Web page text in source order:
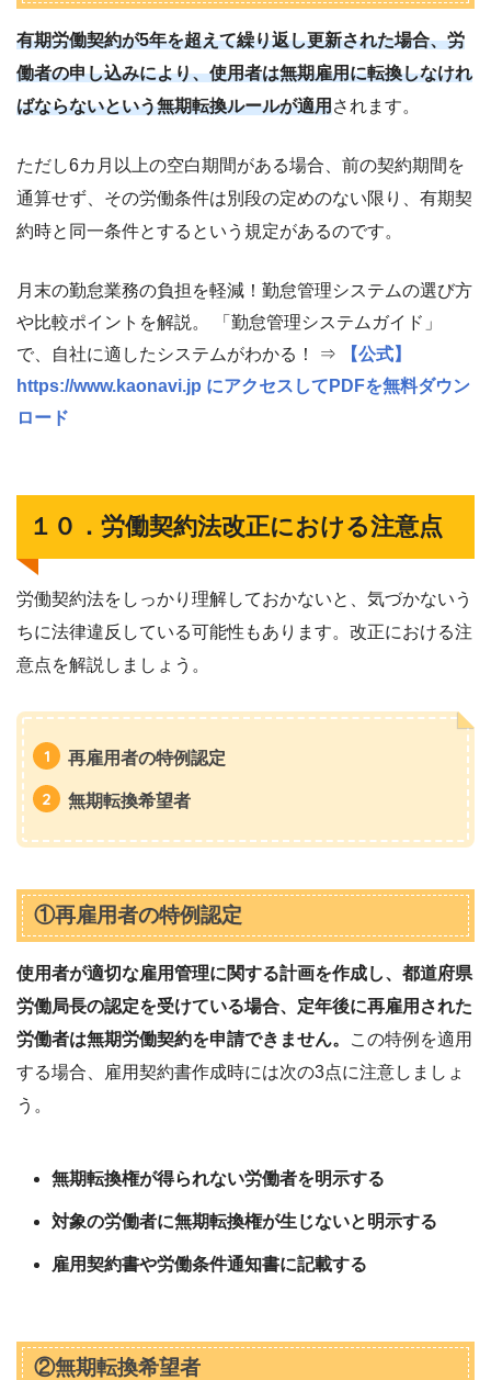
有期労働契約が5年を超えて繰り返し更新された場合、労
働者の申し込みにより、使用者は無期雇用に転換しなけれ
ばならないという無期転換ルールが適用されます。
ただし6カ月以上の空白期間がある場合、前の契約期間を
通算せず、その労働条件は別段の定めのない限り、有期契
約時と同一条件とするという規定があるのです。
月末の勤怠業務の負担を軽減！勤怠管理システムの選び方
や比較ポイントを解説。 「勤怠管理システムガイド」
で、自社に適したシステムがわかる！ ⇒
【公式】
https://www.kaonavi.jp にアクセスしてPDFを無料ダウン
ロード
１０．労働契約法改正における注意点
労働契約法をしっかり理解しておかないと、気づかないう
ちに法律違反している可能性もあります。改正における注
意点を解説しましょう。
再雇用者の特例認定
無期転換希望者
①再雇用者の特例認定
使用者が適切な雇用管理に関する計画を作成し、都道府県
労働局長の認定を受けている場合、定年後に再雇用された
労働者は無期労働契約を申請できません。
この特例を適用
する場合、雇用契約書作成時には次の3点に注意しましょ
う。
無期転換権が得られない労働者を明示する
対象の労働者に無期転換権が生じないと明示する
雇用契約書や労働条件通知書に記載する
②無期転換希望者